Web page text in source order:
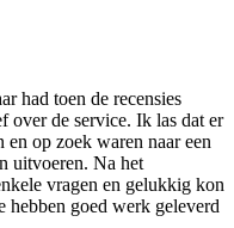
had toen de recensies
over de service. Ik las dat er
en op zoek waren naar een
uitvoeren. Na het
vragen en gelukkig kon
hebben goed werk geleverd